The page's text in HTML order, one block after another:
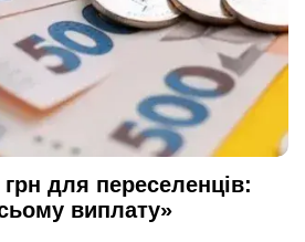
для переселенців:
виплату»